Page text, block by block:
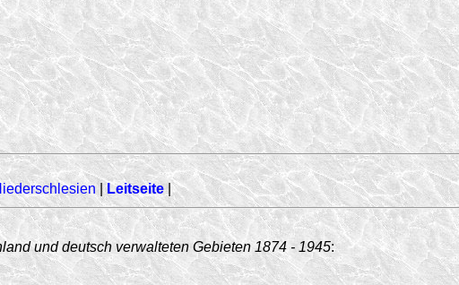
|Leitseite
und deutsch verwalteten Gebieten 1874 - 1945: